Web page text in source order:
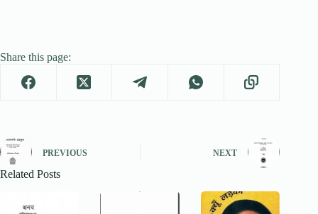
Share this page:
PREVIOUS NEXT
Related Posts